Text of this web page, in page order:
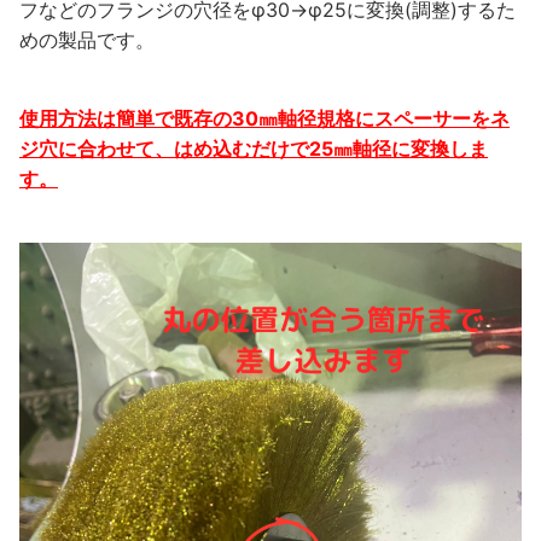
フなどのフランジの穴径をφ30→φ25に変換(調整)するた
めの製品です。
使用方法は簡単で既存の30㎜軸径規格にスペーサーをネ
ジ穴に合わせて、はめ込むだけで25㎜軸径に変換しま
す。